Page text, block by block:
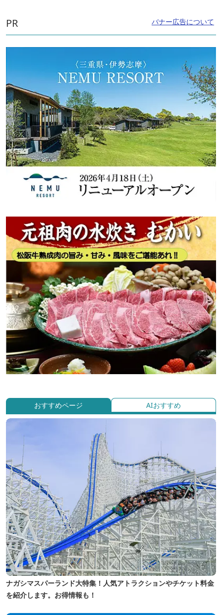
PR バナー広告について
おすすめページ AIおすすめ
ナガシマスパーランド大特集！人気アトラクションやチケット料金
を紹介します。お得情報も！